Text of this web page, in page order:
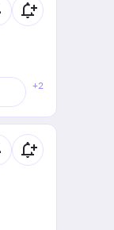
+2